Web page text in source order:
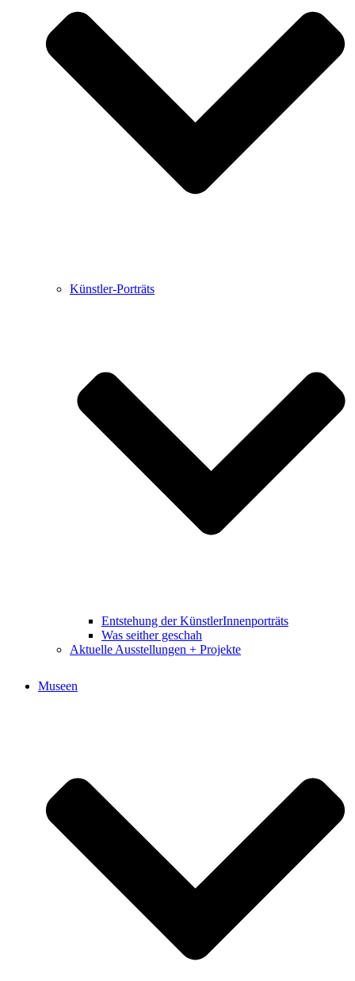
Künstler-Porträts
Entstehung der KünstlerInnenporträts
Was seither geschah
Aktuelle Ausstellungen + Projekte
Museen